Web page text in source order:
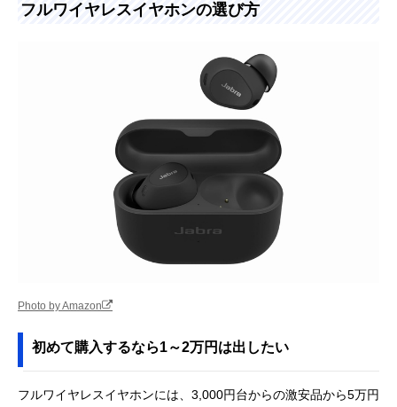
フルワイヤレスイヤホンの選び方
Photo by Amazon
初めて購入するなら1～2万円は出したい
フルワイヤレスイヤホンには、3,000円台からの激安品から5万円